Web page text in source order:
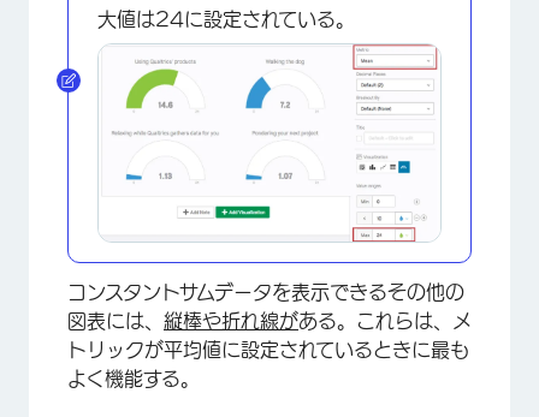
大値は24に設定されている。
コンスタントサムデータを表示できるその他の
図表には、 縦棒や折れ線がある。これらは、メ
トリックが平均値に設定されているときに最も
よく機能する。